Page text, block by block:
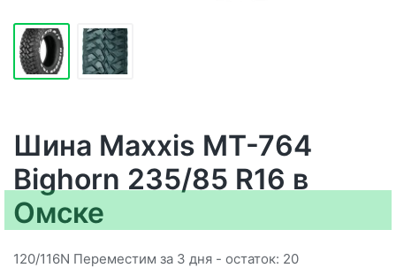
Шина Maxxis MT-764
Bighorn 235/85 R16 в
Омске
120/116N Переместим за 3 дня - остаток: 20